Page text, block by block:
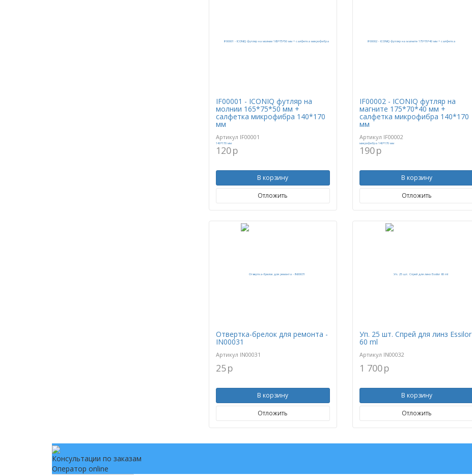
IF00001 - ICONIQ футляр на
молнии 165*75*50 мм +
салфетка микрофибра 140*170
мм
Артикул IF00001
120p
В корзину
Отложить
IF00002 - ICONIQ футляр на
магните 175*70*40 мм +
салфетка микрофибра 140*170
мм
Артикул IF00002
190p
В корзину
Отложить
Отвертка-брелок для ремонта -
IN00031
Артикул IN00031
25p
В корзину
Отложить
Уп. 25 шт. Спрей для линз Essilor
60 ml
Артикул IN00032
1 700p
В корзину
Отложить
Консультации по заказам
Оператор online